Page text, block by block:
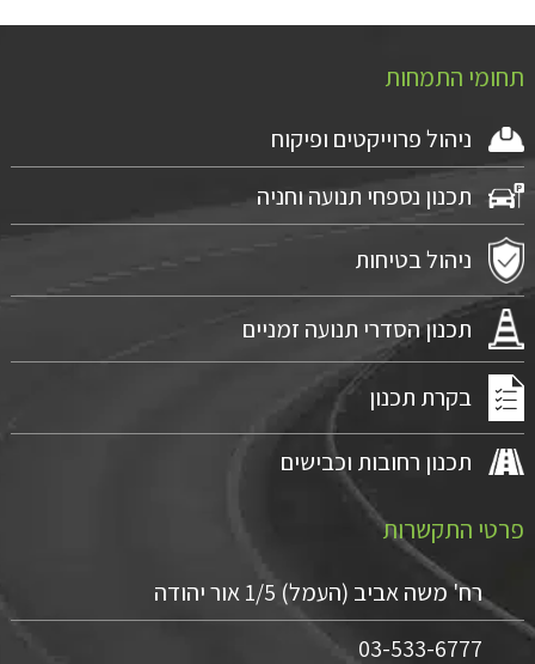
תחומי התמחות
ניהול פרוייקטים ופיקוח
תכנון נספחי תנועה וחניה
ניהול בטיחות
תכנון הסדרי תנועה זמניים
בקרת תכנון
תכנון רחובות וכבישים
פרטי התקשרות
רח' משה אביב (העמל) 1/5 אור יהודה
03-533-6777